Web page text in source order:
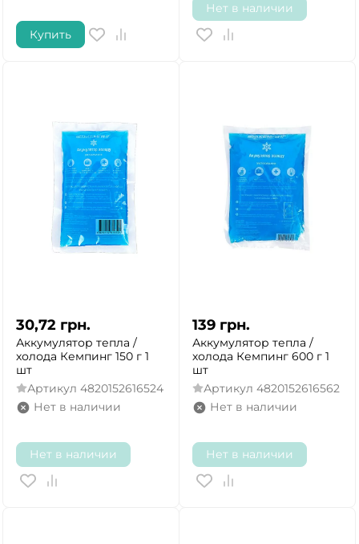
Купить
Нет в наличии
30,72 грн.
Аккумулятор тепла /
холода Кемпинг 150 г 1
шт
Артикул 4820152616524
Нет в наличии
Нет в наличии
139 грн.
Аккумулятор тепла /
холода Кемпинг 600 г 1
шт
Артикул 4820152616562
Нет в наличии
Нет в наличии